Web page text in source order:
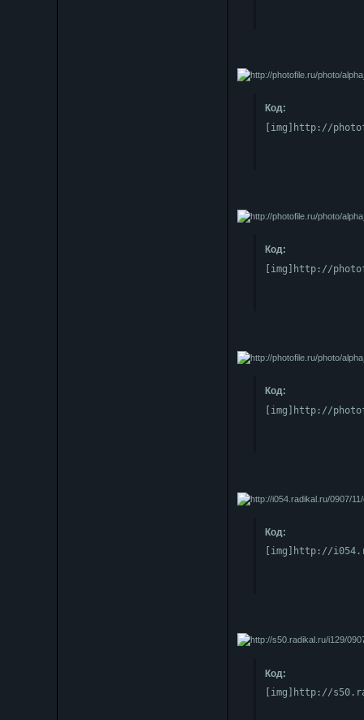
Код:
[img]http://
Код:
[img]http://
Код:
[img]http://
Код:
[img]http://
Код:
[img]http://